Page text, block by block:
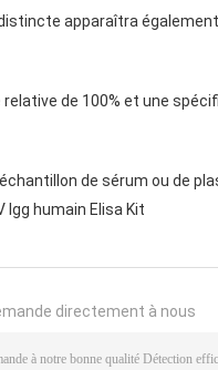
apparaîtra
de 100% et une
de sérum ou de
Igg humain Elisa Kit
directement à nous